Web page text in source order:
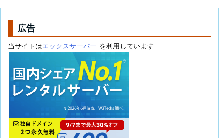
リ
広告
当サイトはエックスサーバー を利用しています